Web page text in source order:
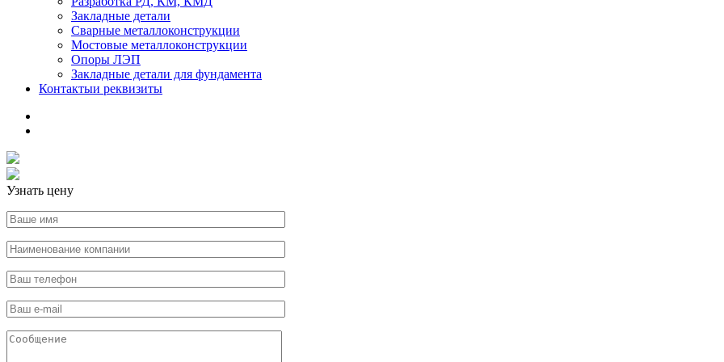
Закладные детали
Сварные металлоконструкции
Мостовые металлоконструкции
Опоры ЛЭП
Закладные детали для фундамента
Контактыи реквизиты
Узнать цену